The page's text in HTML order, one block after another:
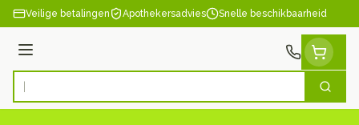
Ga naar de inhoud
Veilige betalingen Apothekersadvies Snelle beschikbaarheid
Menu
Product, merk, categorie... Zoek